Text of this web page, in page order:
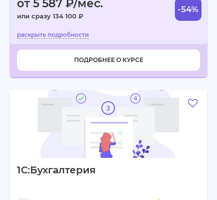
от 5 587 ₽/мес.
или сразу 134 100 ₽
-54%
ПОДРОБНЕЕ О КУРСЕ
1С:Бухгалтерия